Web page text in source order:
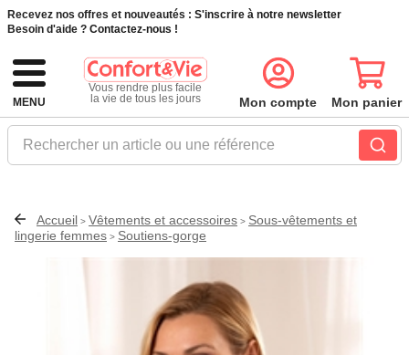
Recevez nos offres et nouveautés : S'inscrire à notre newsletter
Besoin d'aide ? Contactez-nous !
MENU
Vous rendre plus facile
la vie de tous les jours
Rechercher un article ou une référence
Mon compte Mon panier
Accueil > Vêtements et accessoires > Sous-vêtements et
lingerie femmes > Soutiens-gorge